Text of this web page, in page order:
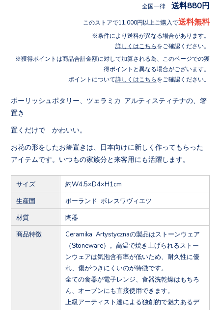
全国一律 送料880円
このストアで11,000円以上ご購入で送料無料
条件により送料が異なる場合があります。
詳しくはこちら をご確認ください。
獲得ポイントは商品合計金額に対して加算される為、このページでの獲
得ポイントと異なる場合がございます。
ポイントについて詳しくはこちら をご確認ください。
ポーリッシュポタリー、ツェラミカ アルティスティチナの、箸
置き
置くだけで かわいい。
お花の形をしたお箸置きは、日本向けに新しく作ってもらった
アイテムです。いつもの家族分と来客用にも活躍します。
サイズ 約W4.5×D4×H1cm
生産国 ポーランド ボレスワヴィエツ
材質 陶器
商品特徴
Ceramika Artystycznaの製品はストーンウェア
（Stoneware）。高温で焼き上げられるストー
ンウェアは気泡含有率が低いため、耐久性に優
れ、傷がつきにくいのが特徴です。
全ての食器が電子レンジ、食器洗乾燥はもちろ
ん、オーブンにも直接使用できます。
上級アーティスト達による独創的で魅力あるデ